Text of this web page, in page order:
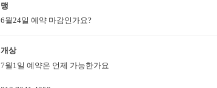
맹
6월24일 예약 마감인가요?
개상
7월1일 예약은 언제 가능한가요